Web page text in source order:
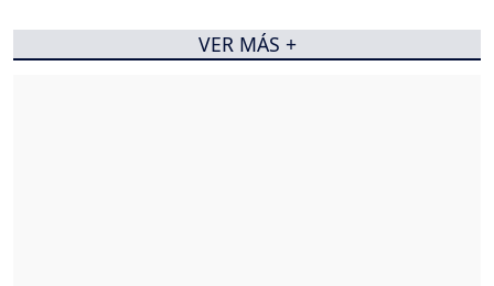
VER MÁS +